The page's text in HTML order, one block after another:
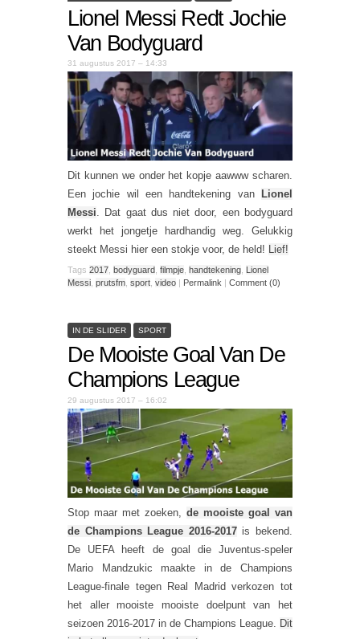
Lionel Messi Redt Jochie
Van Bodyguard
31 augustus 2017 – 14:33
Dit kunnen we onder het kopje aawww scharen.
Een jochie wil een handtekening van
Lionel
Messi . Dat gaat dus niet door, een bodyguard
werkt het jongetje hardhandig weg. Gelukkig
steekt Messi hier een stokje voor, de held!
Lief!
Tags 2017, bodyguard, filmpje, handtekening, Lionel
Messi, prutsfm, sport, video Permalink Comment (0)
IN DE SLIDER SPORT
De Mooiste Goal Van De
Champions League
29 augustus 2017 – 16:02
Stop maar met zoeken, de mooiste goal van
de Champions League 2016-2017is bekend.
De UEFA heeft de goal die Juventus-speler
Mario Mandzukic maakte in de Champions
League-finale tegen Real Madrid verkozen tot
het aller mooiste mooiste doelpunt van het
seizoen 2016-2017 in de Champions League. Dit